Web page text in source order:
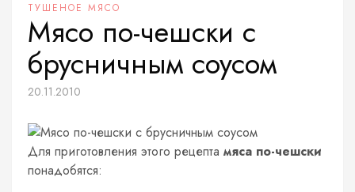
ТУШЕНОЕ МЯСО
Мясо по-чешски с
брусничным соусом
20.11.2010
Для приготовления этого рецепта мяса по-чешски
понадобятся: